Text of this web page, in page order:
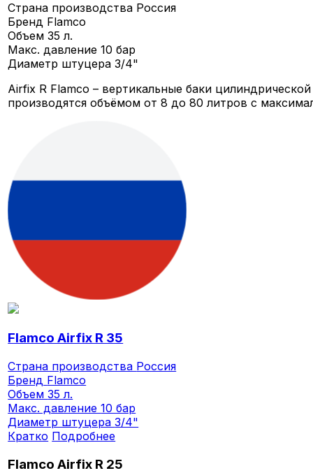
Страна производства Россия
Бренд Flamco
Объем35 л.
Макс. давление10 бар
Диаметр штуцера3/4"
Airfix R Flamco – вертикальные баки
производятся объёмом от 8 до 80 литров с
Flamco Airfix R 35
Страна производства Россия
Бренд Flamco
Объем35 л.
Макс. давление10 бар
Диаметр штуцера3/4"
Кратко Подробнее
Flamco Airfix R 25